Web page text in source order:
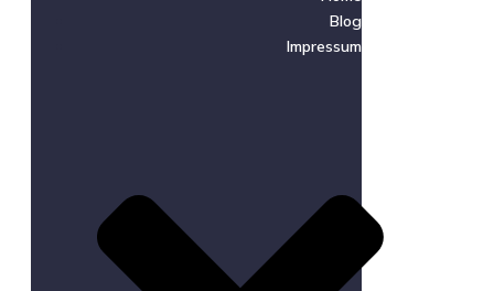
Blog
Impressum